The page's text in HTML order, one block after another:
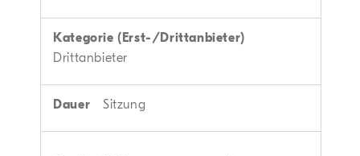
Drittanbieter
Sitzung